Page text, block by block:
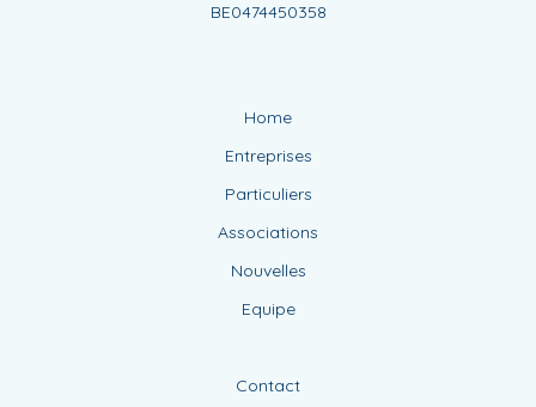
BE0474450358
Home
Entreprises
Particuliers
Associations
Nouvelles
Equipe
Contact